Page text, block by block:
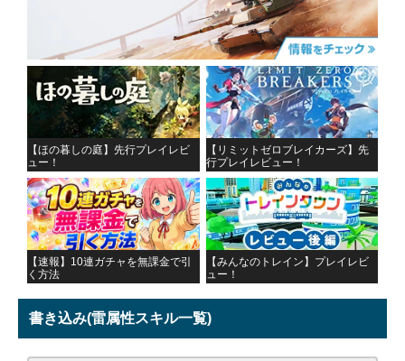
【ほの暮しの庭】先行プレイレビ
ュー！
【リミットゼロブレイカーズ】先
行プレイレビュー！
【速報】10連ガチャを無課金で引
く方法
【みんなのトレイン】プレイレビ
ュー！
書き込み(雷属性スキル一覧)